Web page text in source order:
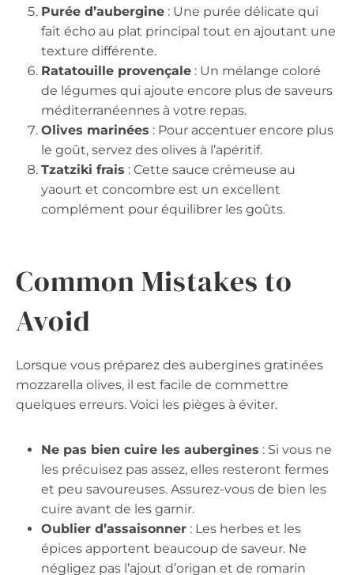
Purée d’aubergine : Une purée délicate qui
fait écho au plat principal tout en ajoutant une
texture différente.
Ratatouille provençale : Un mélange coloré
de légumes qui ajoute encore plus de saveurs
méditerranéennes à votre repas.
Olives marinées : Pour accentuer encore plus
le goût, servez des olives à l’apéritif.
Tzatziki frais : Cette sauce crémeuse au
yaourt et concombre est un excellent
complément pour équilibrer les goûts.
Common Mistakes to
Avoid
Lorsque vous préparez des aubergines gratinées
mozzarella olives, il est facile de commettre
quelques erreurs. Voici les pièges à éviter.
Ne pas bien cuire les aubergines : Si vous ne
les précuisez pas assez, elles resteront fermes
et peu savoureuses. Assurez-vous de bien les
cuire avant de les garnir.
Oublier d’assaisonner : Les herbes et les
épices apportent beaucoup de saveur. Ne
négligez pas l’ajout d’origan et de romarin